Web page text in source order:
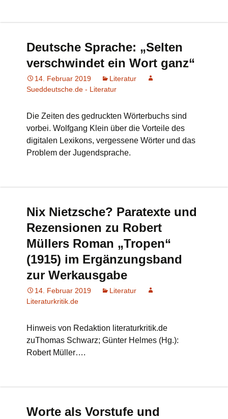
Deutsche Sprache: „Selten
verschwindet ein Wort ganz“
14. Februar 2019
Literatur
Sueddeutsche.de - Literatur
Die Zeiten des gedruckten Wörterbuchs sind
vorbei. Wolfgang Klein über die Vorteile des
digitalen Lexikons, vergessene Wörter und das
Problem der Jugendsprache.
Nix Nietzsche? Paratexte und
Rezensionen zu Robert
Müllers Roman „Tropen“
(1915) im Ergänzungsband
zur Werkausgabe
14. Februar 2019
Literatur
Literaturkritik.de
Hinweis von Redaktion literaturkritik.de
zuThomas Schwarz; Günter Helmes (Hg.):
Robert Müller….
Worte als Vorstufe und